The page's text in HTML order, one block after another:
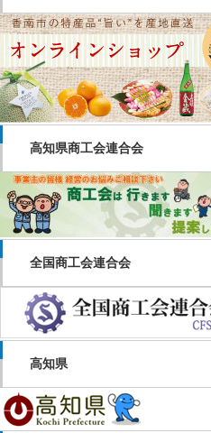
高知県商工会連合会
全国商工会連合会
高知県